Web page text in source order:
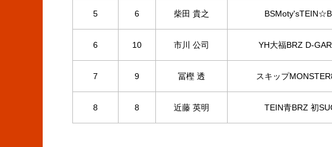
5 6 柴田 貴之
6 10 市川 公司 YH大福BRZ D-
7 9 冨樫 透 スキップ
8 8 近藤 英明 TEIN青BRZ 初